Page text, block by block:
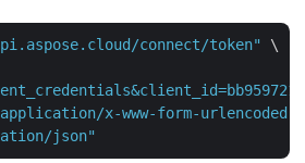
connect/token"
\
x-www-form-urlencoded"
json"